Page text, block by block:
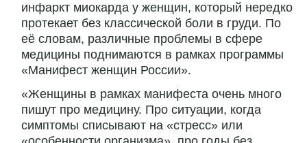
инфаркт миокарда у женщин, который нередко
протекает без классической боли в груди. По
её словам, различные проблемы в сфере
медицины поднимаются в рамках программы
«Манифест женщин России».
«Женщины в рамках манифеста очень много
пишут про медицину. Про ситуации, когда
симптомы списывают на «стресс» или